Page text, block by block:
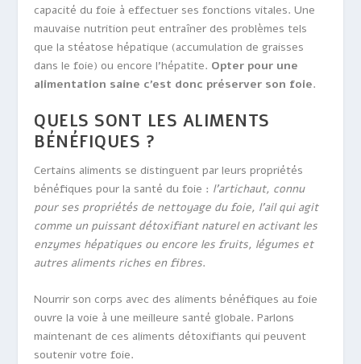
capacité du foie à effectuer ses fonctions vitales. Une
mauvaise nutrition peut entraîner des problèmes tels
que la stéatose hépatique (accumulation de graisses
dans le foie) ou encore l’hépatite. Opter pour une
alimentation saine c’est donc préserver son foie.
QUELS SONT LES ALIMENTS
BÉNÉFIQUES ?
Certains aliments se distinguent par leurs propriétés
bénéfiques pour la santé du foie : l’artichaut, connu
pour ses propriétés de nettoyage du foie, l’ail qui agit
comme un puissant détoxifiant naturel en activant les
enzymes hépatiques ou encore les fruits, légumes et
autres aliments riches en fibres.
Nourrir son corps avec des aliments bénéfiques au foie
ouvre la voie à une meilleure santé globale. Parlons
maintenant de ces aliments détoxifiants qui peuvent
soutenir votre foie.